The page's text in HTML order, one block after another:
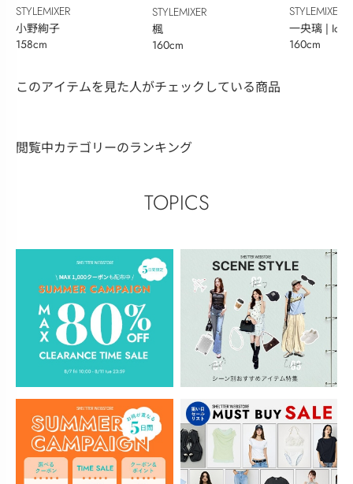
STYLEMIXER
小野絢子
158cm
STYLEMIXER
楓
160cm
STYLEMIXER
一央璃 | Iori
160cm
このアイテムを見た人がチェックしている商品
閲覧中カテゴリーのランキング
TOPICS